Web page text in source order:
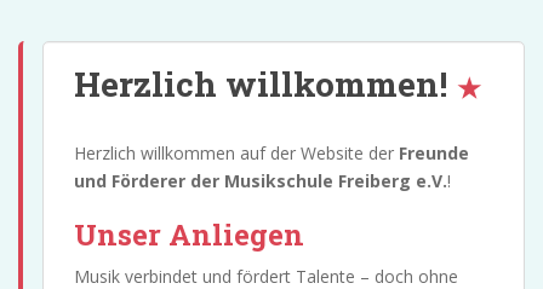
Herzlich willkommen!
Herzlich willkommen auf der Website der Freunde
und Förderer der Musikschule Freiberg e.V.!
Unser Anliegen
Musik verbindet und fördert Talente – doch ohne